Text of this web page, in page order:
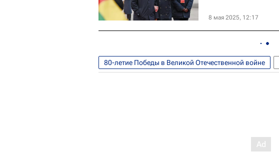
8 мая 2025, 12:17
80-летие Победы в Великой Отечественной войне